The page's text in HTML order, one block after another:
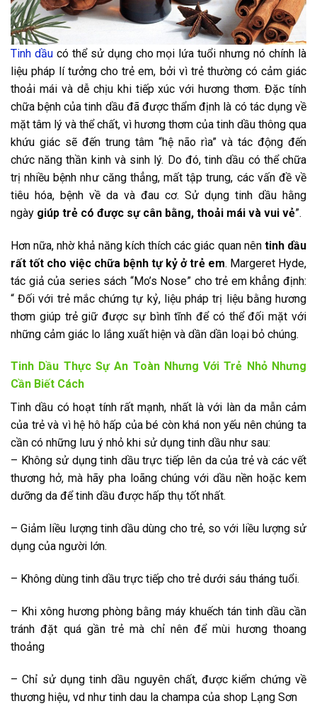
Tinh dầucó thể sử dụng cho mọi lứa tuổi nhưng nó chính là
liệu pháp lí tưởng cho trẻ em, bởi vì trẻ thường có cảm giác
thoải mái và dễ chịu khi tiếp xúc với hương thơm. Đặc tính
chữa bệnh của tinh dầu đã được thẩm định là có tác dụng về
mặt tâm lý và thể chất, vì hương thơm của tinh dầu thông qua
khứu giác sẽ đến trung tâm “hệ não rìa” và tác động đến
chức năng thần kinh và sinh lý. Do đó, tinh dầu có thể chữa
trị nhiều bệnh như căng thẳng, mất tập trung, các vấn đề về
tiêu hóa, bệnh về da và đau cơ. Sử dụng tinh dầu hằng
ngày giúp trẻ có được sự cân bằng, thoải mái và vui vẻ”.
Hơn nữa, nhờ khả năng kích thích các giác quan nên tinh dầu
rất tốt cho việc chữa bệnh tự kỷ ở trẻ em. Margeret Hyde,
tác giả của series sách “Mo’s Nose” cho trẻ em khẳng định:
“ Đối với trẻ mắc chứng tự kỷ, liệu pháp trị liệu bằng hương
thơm giúp trẻ giữ được sự bình tĩnh để có thể đối mặt với
những cảm giác lo lắng xuất hiện và dần dần loại bỏ chúng.
Tinh Dầu Thực Sự An Toàn Nhưng Với Trẻ Nhỏ Nhưng
Cần Biết Cách
Tinh dầu có hoạt tính rất mạnh, nhất là với làn da mẫn cảm
của trẻ và vì hệ hô hấp của bé còn khá non yếu nên chúng ta
cần có những lưu ý nhỏ khi sử dụng tinh dầu như sau:
– Không sử dụng tinh dầu trực tiếp lên da của trẻ và các vết
thương hở, mà hãy pha loãng chúng với dầu nền hoặc kem
dưỡng da để tinh dầu được hấp thụ tốt nhất.
– Giảm liều lượng tinh dầu dùng cho trẻ, so với liều lượng sử
dụng của người lớn.
– Không dùng tinh dầu trực tiếp cho trẻ dưới sáu tháng tuổi.
– Khi xông hương phòng bằng máy khuếch tán tinh dầu cần
tránh đặt quá gần trẻ mà chỉ nên để mùi hương thoang
thoảng
– Chỉ sử dụng tinh dầu nguyên chất, được kiểm chứng về
thương hiệu, vd như tinh dau la champa của shop Lạng Sơn